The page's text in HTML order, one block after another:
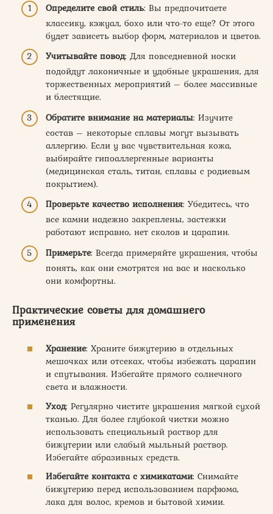
Определите свой стиль: Вы предпочитаете
классику, кэжуал, бохо или что-то еще? От этого
будет зависеть выбор форм, материалов и цветов.
Учитывайте повод: Для повседневной носки
подойдут лаконичные и удобные украшения, для
торжественных мероприятий – более массивные
и блестящие.
Обратите внимание на материалы: Изучите
состав – некоторые сплавы могут вызывать
аллергию. Если у вас чувствительная кожа,
выбирайте гипоаллергенные варианты
(медицинская сталь, титан, сплавы с родиевым
покрытием).
Проверьте качество исполнения: Убедитесь, что
все камни надежно закреплены, застежки
работают исправно, нет сколов и царапин.
Примерьте: Всегда примеряйте украшения, чтобы
понять, как они смотрятся на вас и насколько
они комфортны.
Практические советы для домашнего
применения
Хранение: Храните бижутерию в отдельных
мешочках или отсеках, чтобы избежать царапин
и спутывания. Избегайте прямого солнечного
света и влажности.
Уход: Регулярно чистите украшения мягкой сухой
тканью. Для более глубокой чистки можно
использовать специальный раствор для
бижутерии или слабый мыльный раствор.
Избегайте абразивных средств.
Избегайте контакта с химикатами: Снимайте
бижутерию перед использованием парфюма,
лака для волос, кремов и бытовой химии.